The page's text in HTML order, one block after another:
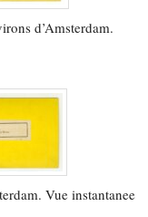
d’Amsterdam.
Vue instantanee